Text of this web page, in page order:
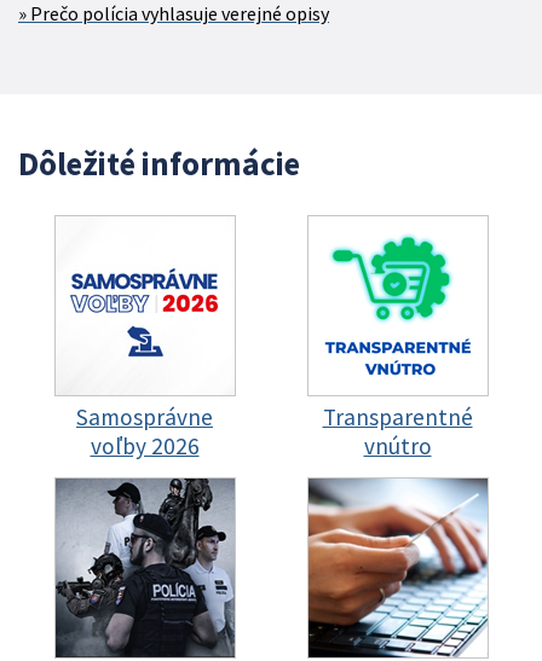
Prečo polícia vyhlasuje verejné opisy
Dôležité informácie
Samosprávne
voľby 2026
Transparentné
vnútro